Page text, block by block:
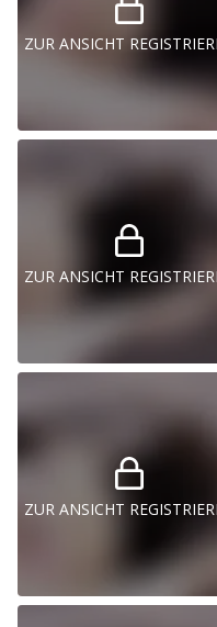
ZUR ANSICHT
ZUR ANSICHT
ZUR ANSICHT